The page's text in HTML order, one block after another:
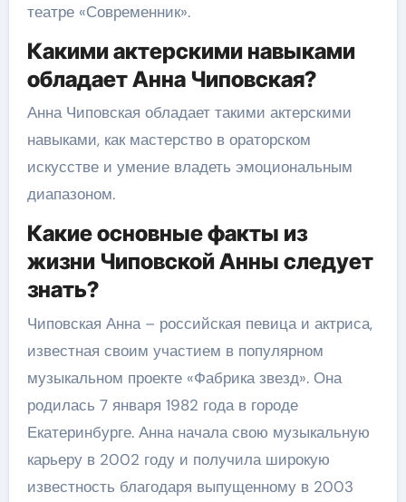
театре «Современник».
Какими актерскими навыками
обладает Анна Чиповская?
Анна Чиповская обладает такими актерскими
навыками, как мастерство в ораторском
искусстве и умение владеть эмоциональным
диапазоном.
Какие основные факты из
жизни Чиповской Анны следует
знать?
Чиповская Анна – российская певица и актриса,
известная своим участием в популярном
музыкальном проекте «Фабрика звезд». Она
родилась 7 января 1982 года в городе
Екатеринбурге. Анна начала свою музыкальную
карьеру в 2002 году и получила широкую
известность благодаря выпущенному в 2003